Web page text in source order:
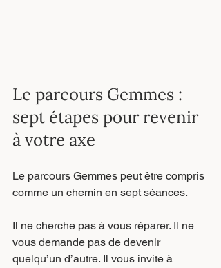
Le parcours Gemmes :
sept étapes pour revenir
à votre axe
Le parcours Gemmes peut être compris
comme un chemin en sept séances.
Il ne cherche pas à vous réparer. Il ne
vous demande pas de devenir
quelqu’un d’autre. Il vous invite à